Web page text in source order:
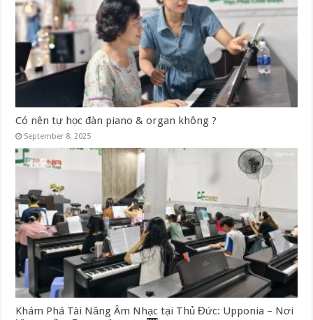
Có nên tự học đàn piano & organ không ?
September 8, 2025
Khám Phá Tài Năng Âm Nhạc tại Thủ Đức: Upponia – Nơi